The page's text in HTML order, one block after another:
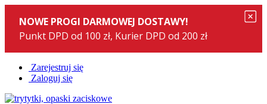
Zarejestruj się
Zaloguj się